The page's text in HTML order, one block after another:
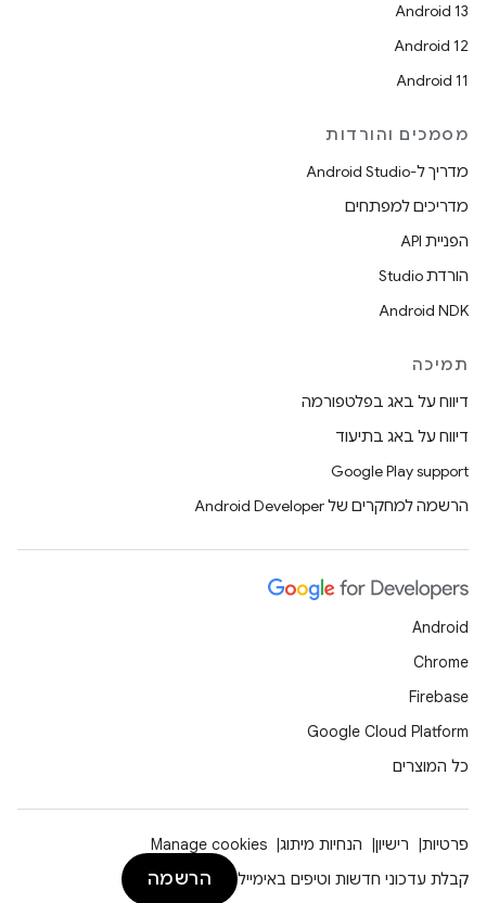
Android 13
Android 12
Android 11
מסמכים והורדות
מדריך ל-Android Studio
מדריכים למפתחים
הפניית API
הורדת Studio
Android NDK
תמיכה
דיווח על באג בפלטפורמה
דיווח על באג בתיעוד
Google Play support
הרשמה למחקרים של Android Developer
Android
Chrome
Firebase
Google Cloud Platform
כל המוצרים
פרטיות רישיון הנחיות מיתוג
Manage cookies
קבלת עדכוני חדשות וטיפים באימייל
הרשמה